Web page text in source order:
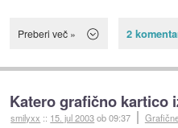
Preberi več » 2
Katero grafično kartico
smilyxx :: 15. jul 2003ob 09:37